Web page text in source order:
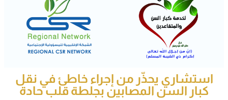
استشاري يحذّر من إجراء خاطئ في نقل
كبار السن المصابين بجلطة قلب حادة